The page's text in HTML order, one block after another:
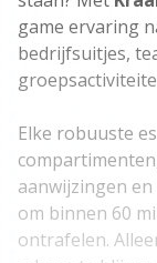
game ervaring
bedrijfsuitjes,
Elke robuuste
aanwijzingen
om binnen 60
ontrafelen.